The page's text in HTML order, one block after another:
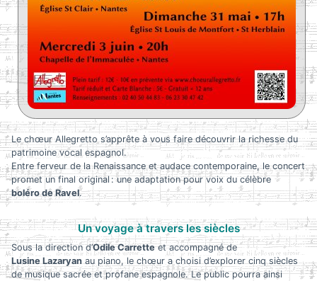
Le chœur Allegretto s’apprête à vous faire découvrir la richesse du
patrimoine vocal espagnol.
Entre ferveur de la Renaissance et audace contemporaine, le concert
promet un final original : une adaptation pour voix du célèbre
boléro de Ravel.
Un voyage à travers les siècles
Sous la direction d’Odile Carretteet accompagné de
Lusine Lazaryan au piano, le chœur a choisi d’explorer cinq siècles
de musique sacrée et profane espagnole. Le public pourra ainsi